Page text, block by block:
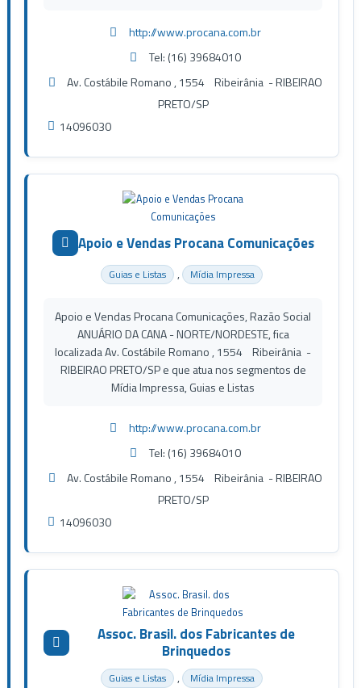
http://www.procana.com.br
Tel: (16) 39684010
Av. Costábile Romano , 1554 Ribeirânia - RIBEIRAO
PRETO/SP
14096030
Apoio e Vendas Procana Comunicações
Guias e Listas , Mídia Impressa
Apoio e Vendas Procana Comunicações, Razão Social
ANUÁRIO DA CANA - NORTE/NORDESTE, fica
localizada Av. Costábile Romano , 1554 Ribeirânia -
RIBEIRAO PRETO/SP e que atua nos segmentos de
Mídia Impressa, Guias e Listas
http://www.procana.com.br
Tel: (16) 39684010
Av. Costábile Romano , 1554 Ribeirânia - RIBEIRAO
PRETO/SP
14096030
Assoc. Brasil. dos Fabricantes de
Brinquedos
Guias e Listas , Mídia Impressa